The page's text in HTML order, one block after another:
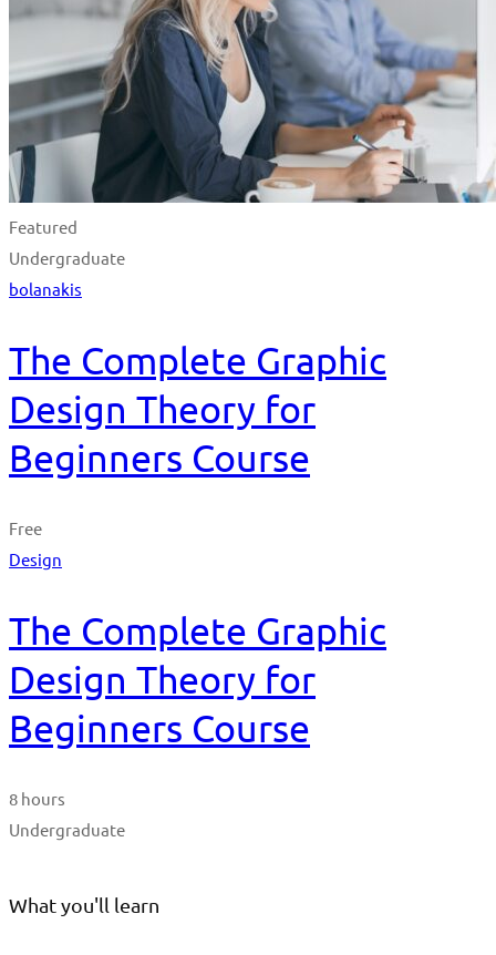
Featured
Undergraduate
bolanakis
The Complete Graphic
Design Theory for
Beginners Course
Free
Design
The Complete Graphic
Design Theory for
Beginners Course
8 hours
Undergraduate
What you'll learn